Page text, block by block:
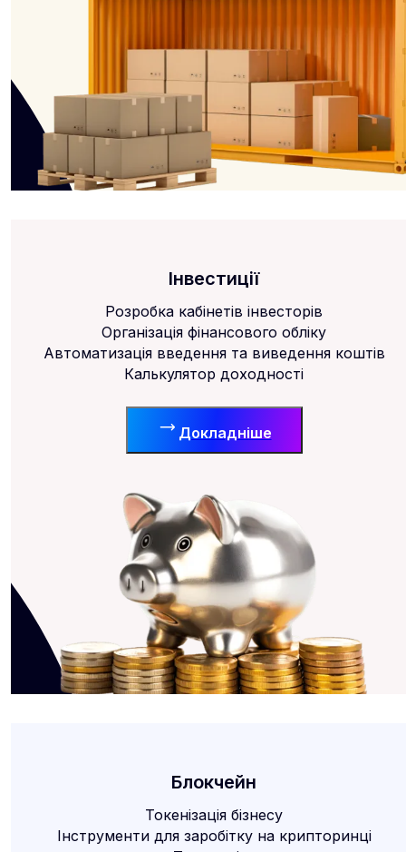
Інвестиції
Розробка кабінетів інвесторів
Організація фінансового обліку
Автоматизація введення та виведення коштів
Калькулятор доходності
Докладніше
Блокчейн
Токенізація бізнесу
Інструменти для заробітку на крипторинці